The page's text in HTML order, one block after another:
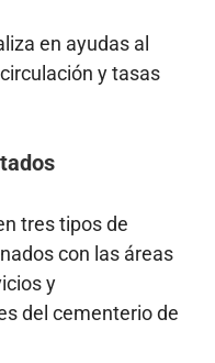
en ayudas al
y tasas
tres tipos de
con las áreas
y
del cementerio de